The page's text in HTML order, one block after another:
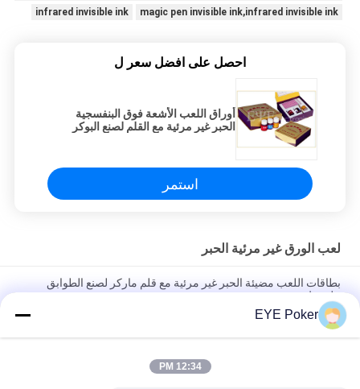
magic pen invisible ink,infrared invisible ink
infrared invisible ink
احصل على افضل سعر ل
أوراق اللعب الأشعة فوق البنفسجية
الحبر غير مرئية مع القلم لصنع البوكر
استمر
لعب الورق غير مرئية الحبر
بطاقات اللعب مضيئة الحبر غير مرئية مع قلم ماركر لصنع الطوابق
ملحوظ
الأشعة فوق البنفسجية الأشعة فوق البنفسجية إنفيسبل الحبر مع قلم
ماركر لصنع بطاقات ملحوظ 10ML
الأشعة تحت الحمراء الحبر غير مرئية للحبر بطاقات اللعب مع قلم، القلم
EYE Poker
12:34 PM